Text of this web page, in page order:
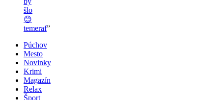
šlo
😊
temeraf”
Púchov
Mesto
Novinky
Krimi
Magazín
Relax
Šport